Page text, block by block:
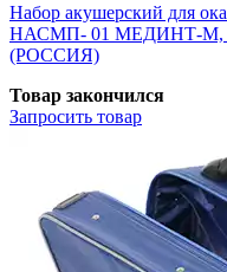
Набор акушерский для
НАСМП- 01 МЕДИНТ-М, в
(РОССИЯ)
Товар закончился
Запросить товар